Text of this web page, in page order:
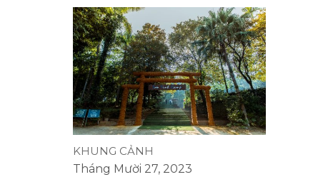
KHUNG CẢNH
Tháng Mười 27, 2023